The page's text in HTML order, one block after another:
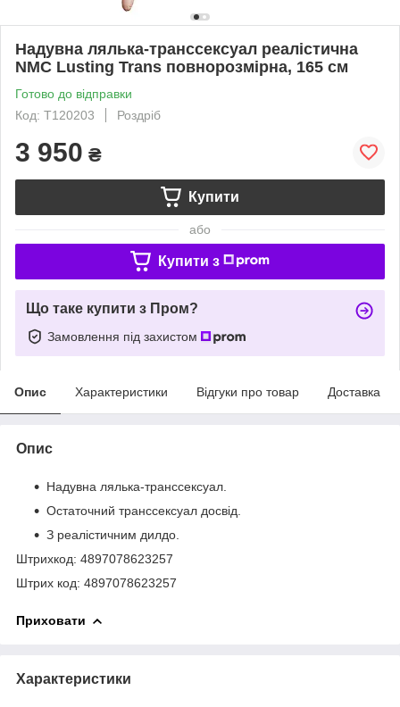
Надувна лялька-транссексуал реалістична
NMC Lusting Trans повнорозмірна, 165 см
Готово до відправки
Код: T120203
Роздріб
3 950 ₴
Купити
або
Купити з
Що таке купити з Пром?
Замовлення під захистом
Опис Характеристики Відгуки про товар Доставка
Опис
Надувна лялька-транссексуал.
Остаточний транссексуал досвід.
З реалістичним дилдо.
Штрихкод: 4897078623257
Штрих код: 4897078623257
Приховати
Характеристики